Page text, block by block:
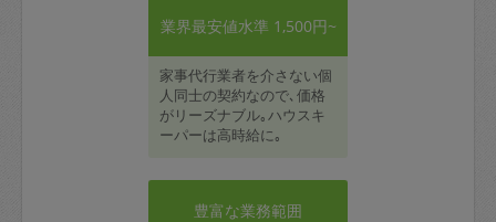
業界最安値水準 1,500円~
家事代行業者を介さない個
人同士の契約なので､価格
がリーズナブル｡ハウスキ
ーパーは高時給に｡
豊富な業務範囲